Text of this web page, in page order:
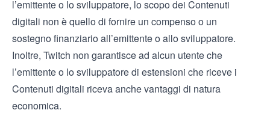
l’emittente o lo sviluppatore, lo scopo dei Contenuti
digitali non è quello di fornire un compenso o un
sostegno finanziario all’emittente o allo sviluppatore.
Inoltre, Twitch non garantisce ad alcun utente che
l’emittente o lo sviluppatore di estensioni che riceve i
Contenuti digitali riceva anche vantaggi di natura
economica.